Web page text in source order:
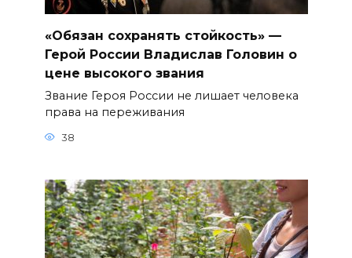
«Обязан сохранять стойкость» —
Герой России Владислав Головин о
цене высокого звания
Звание Героя России не лишает человека
права на переживания
38